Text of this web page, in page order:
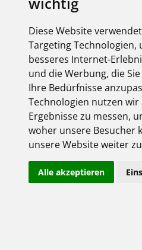
Diese Website
Targeting Technologien,
besseres Internet-
und die Werbung, die
Ihre Bedürfnisse
Technologien nutzen
Ergebnisse zu messen,
woher unsere Besucher
unsere Website weiter
Alle akzeptieren
und Passwort an:
Angemeldet
Jetzt registrieren!